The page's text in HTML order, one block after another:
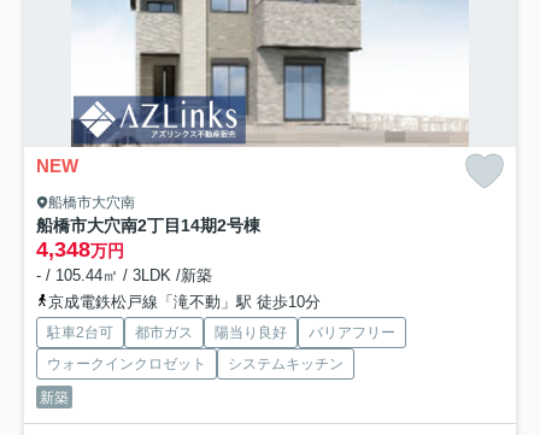
NEW
船橋市大穴南
船橋市大穴南2丁目14期2号棟
4,348万円
- / 105.44㎡ / 3LDK /新築
京成電鉄松戸線「滝不動」駅 徒歩10分
駐車2台可 都市ガス 陽当り良好
バリアフリー
ウォークインクロゼット
システムキッチン
新築